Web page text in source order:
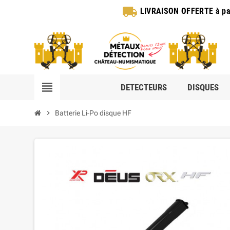
local_shipping LIVRAISON OFFERTE à
view_headline DETECTEURS DISQUES
chevron_right Batterie Li-Po disque HF